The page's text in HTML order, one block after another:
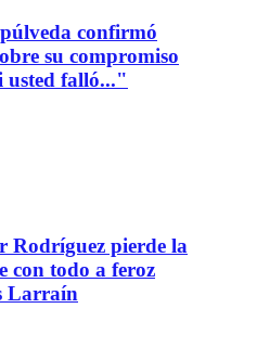
confirmó
su compromiso
usted falló..."
Rodríguez pierde la
con todo a feroz
Larraín